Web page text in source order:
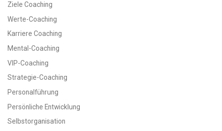
Ziele Coaching
Werte-Coaching
Karriere Coaching
Mental-Coaching
VIP-Coaching
Strategie-Coaching
Personalführung
Persönliche Entwicklung
Selbstorganisation